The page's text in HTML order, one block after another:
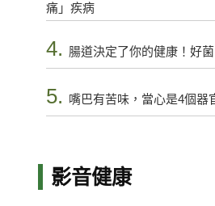
痛」疾病
4. 腸道決定了你的健康！好
5. 嘴巴有苦味，當心是4個器
影音健康